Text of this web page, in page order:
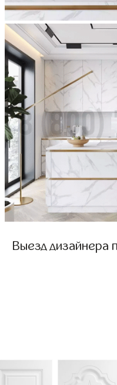
Выезд дизайнера